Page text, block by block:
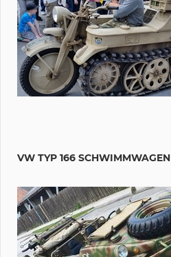
VW TYP 166 SCHWIMMWAGEN